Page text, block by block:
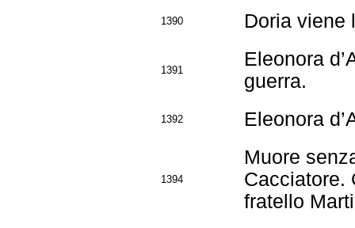
1390 Doria viene
1391
Eleonora
guerra.
1392 Eleonora
1394
Muore
Cacciatore.
fratello